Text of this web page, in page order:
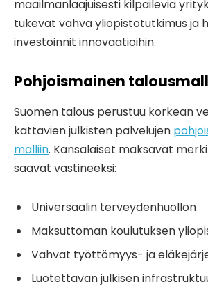
maailmanlaajuisesti kilpailevia
tukevat vahva yliopistotutkimus ja
investoinnit innovaatioihin.
Pohjoismainen
Suomen talous perustuu korkean
kattavien julkisten palvelujen
malliin. Kansalaiset maksavat
saavat vastineeksi:
Universaalin terveydenhuollon
Maksuttoman koulutuksen
Vahvat työttömyys- ja
Luotettavan julkisen